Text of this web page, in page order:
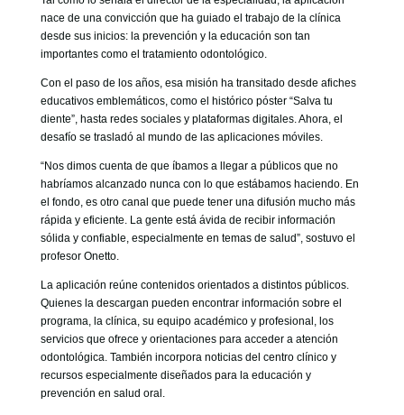
nace de una convicción que ha guiado el trabajo de la clínica
desde sus inicios: la prevención y la educación son tan
importantes como el tratamiento odontológico.
Con el paso de los años, esa misión ha transitado desde afiches
educativos emblemáticos, como el histórico póster “Salva tu
diente”, hasta redes sociales y plataformas digitales. Ahora, el
desafío se trasladó al mundo de las aplicaciones móviles.
“Nos dimos cuenta de que íbamos a llegar a públicos que no
habríamos alcanzado nunca con lo que estábamos haciendo. En
el fondo, es otro canal que puede tener una difusión mucho más
rápida y eficiente. La gente está ávida de recibir información
sólida y confiable, especialmente en temas de salud”, sostuvo el
profesor Onetto.
La aplicación reúne contenidos orientados a distintos públicos.
Quienes la descargan pueden encontrar información sobre el
programa, la clínica, su equipo académico y profesional, los
servicios que ofrece y orientaciones para acceder a atención
odontológica. También incorpora noticias del centro clínico y
recursos especialmente diseñados para la educación y
prevención en salud oral.